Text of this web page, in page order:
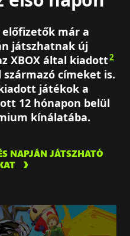
előfizetők már a
játszhatnak új
XBOX által kiadott2
címeket is.
játékok a
12 hónapon belül
kínálatába.
NAPJÁN JÁTSZHATÓ